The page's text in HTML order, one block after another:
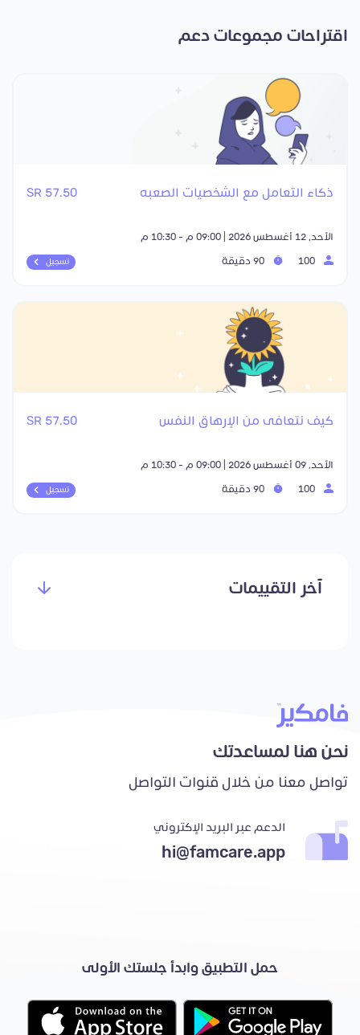
اقتراحات مجموعات دعم
ذكاء التعامل مع الشخصيات الصعبه 57.50 SR
الأحد, 12 أغسطس 2026 | 09:00 م - 10:30 م
تسجيل
كيف نتعافى من الإرهاق النفس 57.50 SR
الأحد, 09 أغسطس 2026 | 09:00 م - 10:30 م
تسجيل
آخر التقييمات
نحن هنا لمساعدتك
تواصل معنا من خلال قنوات التواصل
الدعم عبر البريد الإكتروني
hi@famcare.app
حمل التطبيق وابدأ جلستك الأولى